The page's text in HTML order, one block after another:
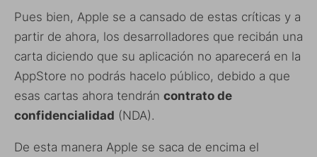
Pues bien, Apple se a cansado de estas críticas y a
partir de ahora, los desarrolladores que recibán una
carta diciendo que su aplicación no aparecerá en la
AppStore no podrás hacelo público, debido a que
esas cartas ahora tendrán contrato de
confidencialidad (NDA).
De esta manera Apple se saca de encima el